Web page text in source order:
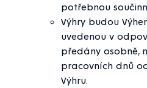
potřebnou
Výhry budou
uvedenou v
předány osobně,
pracovních dnů
Výhru.